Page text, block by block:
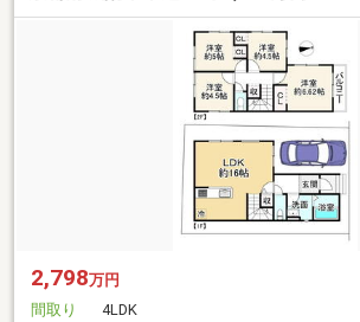
2,798万円
間取り
4LDK